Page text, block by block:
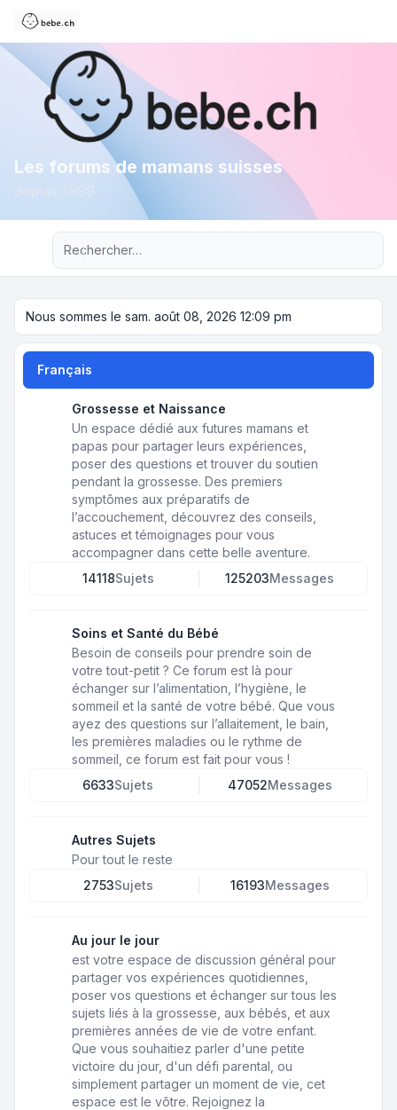
Les forums de mamans suisses
Recherche avancée
Nous sommes le sam. août 08, 2026 12:09 pm
Français
Grossesse et Naissance
Un espace dédié aux futures mamans et
papas pour partager leurs expériences,
poser des questions et trouver du soutien
pendant la grossesse. Des premiers
symptômes aux préparatifs de
l’accouchement, découvrez des conseils,
astuces et témoignages pour vous
accompagner dans cette belle aventure.
14118Sujets 125203Messages
Soins et Santé du Bébé
Besoin de conseils pour prendre soin de
votre tout-petit ? Ce forum est là pour
échanger sur l’alimentation, l’hygiène, le
sommeil et la santé de votre bébé. Que vous
ayez des questions sur l’allaitement, le bain,
les premières maladies ou le rythme de
sommeil, ce forum est fait pour vous !
6633Sujets 47052Messages
Autres Sujets
Pour tout le reste
2753Sujets 16193Messages
Au jour le jour
est votre espace de discussion général pour
partager vos expériences quotidiennes,
poser vos questions et échanger sur tous les
sujets liés à la grossesse, aux bébés, et aux
premières années de vie de votre enfant.
Que vous souhaitiez parler d'une petite
victoire du jour, d'un défi parental, ou
simplement partager un moment de vie, cet
espace est le vôtre. Rejoignez la